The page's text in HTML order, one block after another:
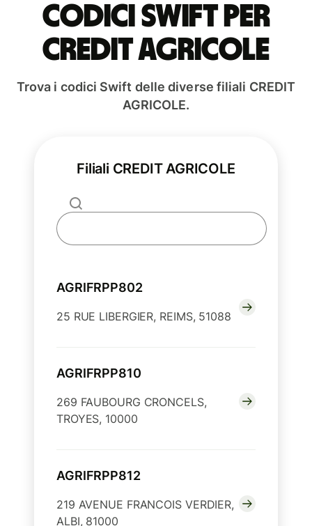
Codici Swift per
CREDIT AGRICOLE
Trova i codici Swift delle diverse filiali CREDIT
AGRICOLE.
Filiali CREDIT AGRICOLE
AGRIFRPP802
25 RUE LIBERGIER, REIMS, 51088
AGRIFRPP810
269 FAUBOURG CRONCELS,
TROYES, 10000
AGRIFRPP812
219 AVENUE FRANCOIS VERDIER,
ALBI, 81000